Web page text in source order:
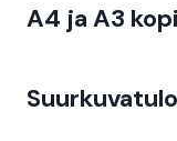
A4 ja A3